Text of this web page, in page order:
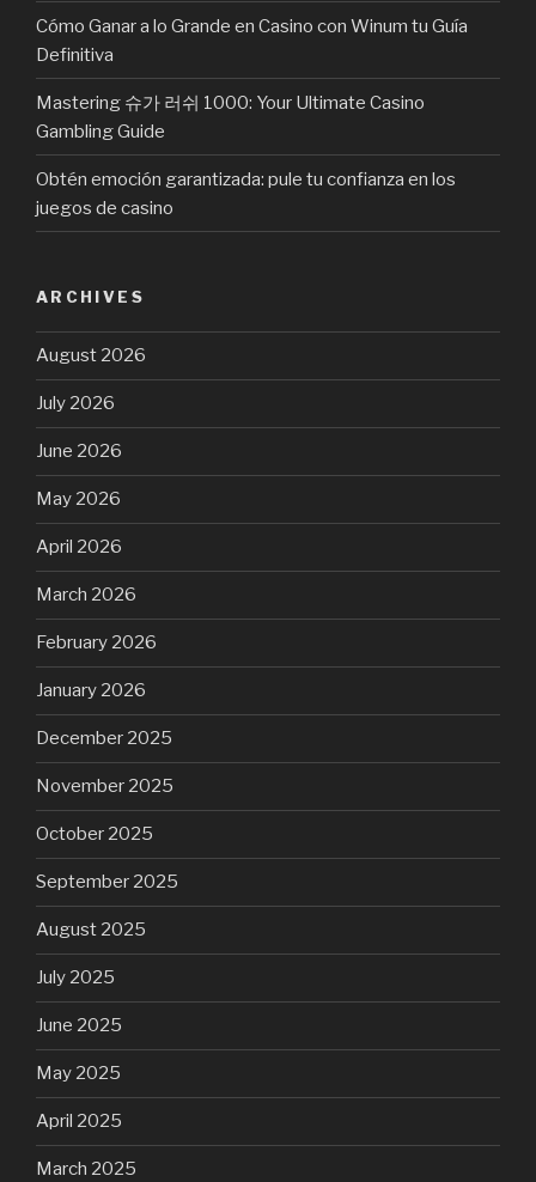
Cómo Ganar a lo Grande en Casino con Winum tu Guía
Definitiva
Mastering 슈가 러쉬 1000: Your Ultimate Casino
Gambling Guide
Obtén emoción garantizada: pule tu confianza en los
juegos de casino
ARCHIVES
August 2026
July 2026
June 2026
May 2026
April 2026
March 2026
February 2026
January 2026
December 2025
November 2025
October 2025
September 2025
August 2025
July 2025
June 2025
May 2025
April 2025
March 2025